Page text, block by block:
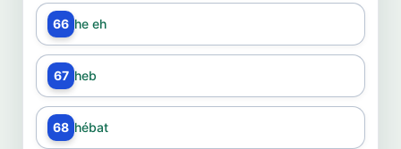
66 he eh
67 heb
68 hébat